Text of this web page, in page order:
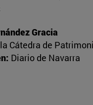
Gracia
Cátedra de
Diario de Navarra